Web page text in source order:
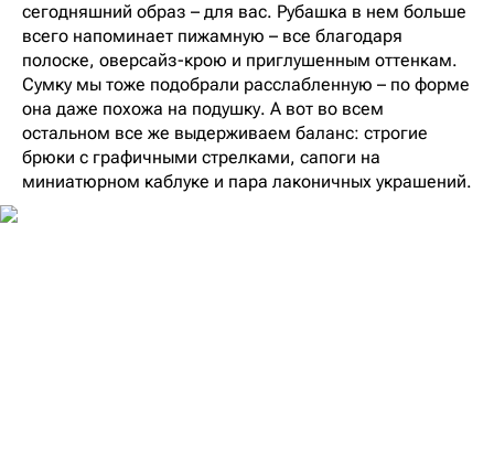
сегодняшний образ – для вас. Рубашка в нем больше
всего напоминает пижамную – все благодаря
полоске, оверсайз-крою и приглушенным оттенкам.
Сумку мы тоже подобрали расслабленную – по форме
она даже похожа на подушку. А вот во всем
остальном все же выдерживаем баланс: строгие
брюки с графичными стрелками, сапоги на
миниатюрном каблуке и пара лаконичных украшений.